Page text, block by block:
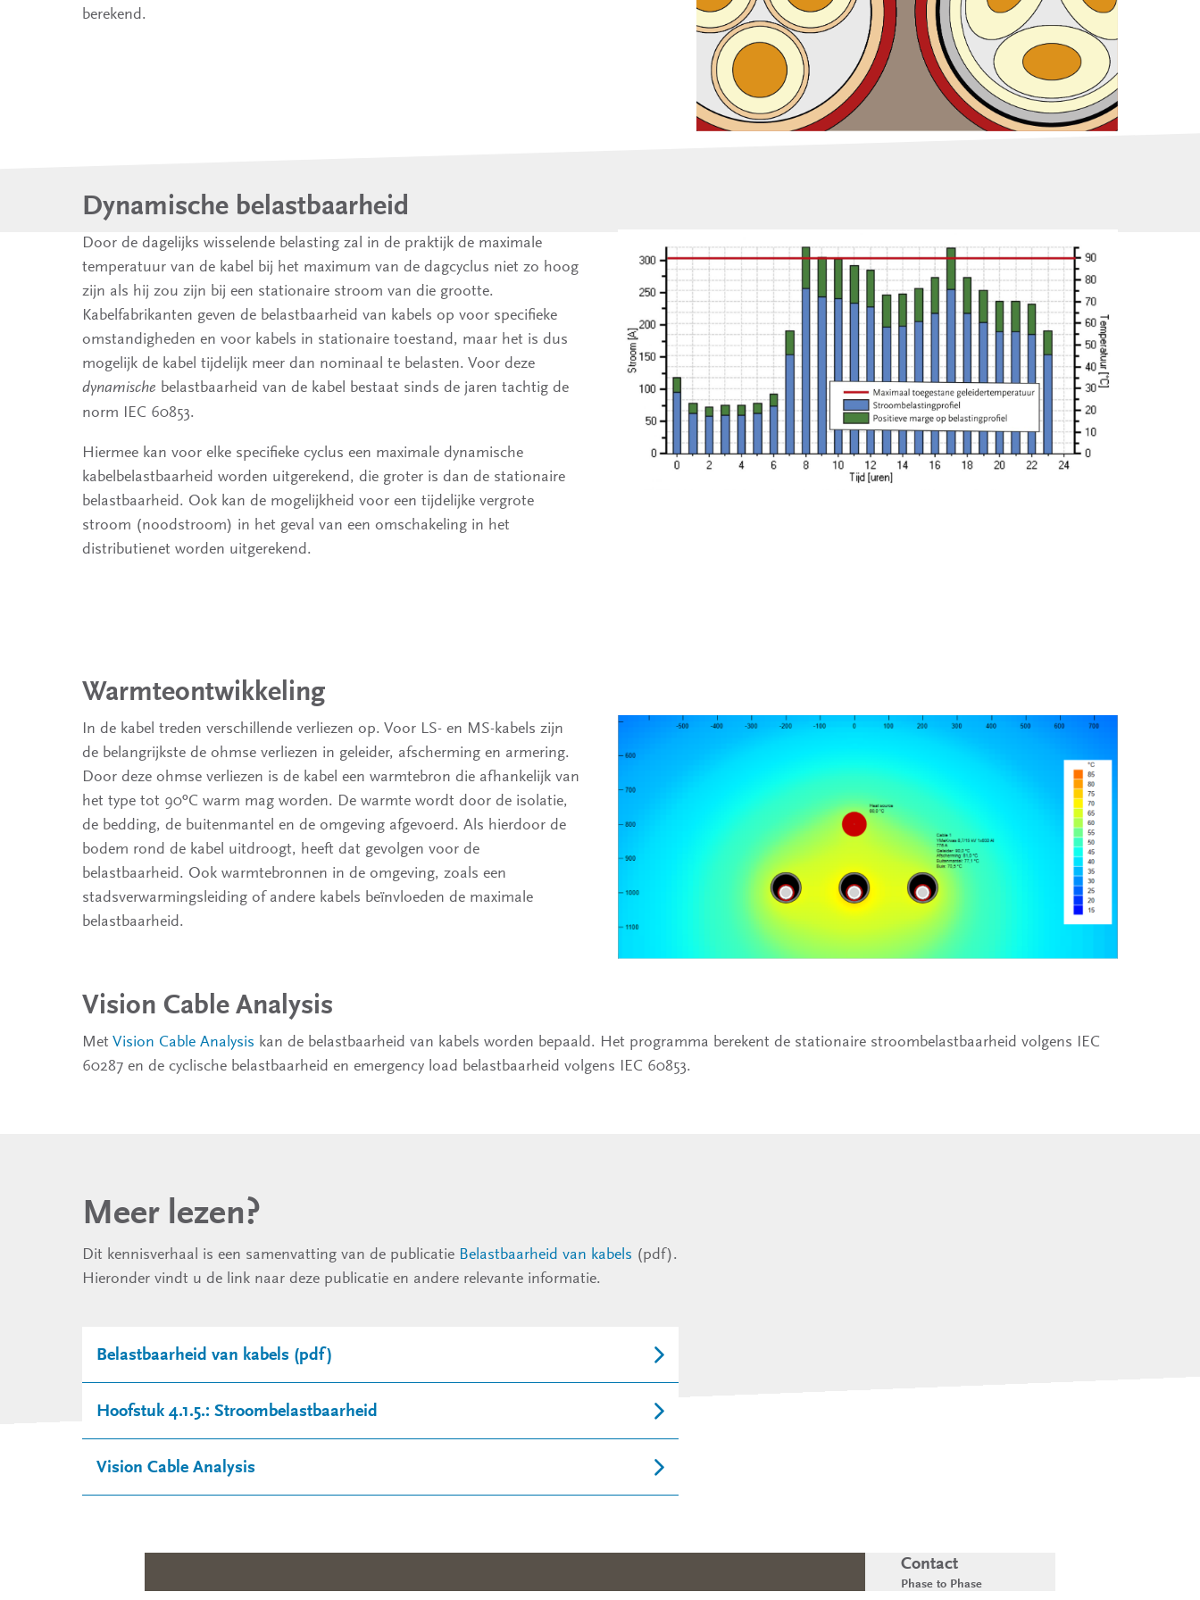
berekend.
Dynamische belastbaarheid
Door de dagelijks wisselende belasting zal in de praktijk de maximale
temperatuur van de kabel bij het maximum van de dagcyclus niet zo hoog
zijn als hij zou zijn bij een stationaire stroom van die grootte.
Kabelfabrikanten geven de belastbaarheid van kabels op voor specifieke
omstandigheden en voor kabels in stationaire toestand, maar het is dus
mogelijk de kabel tijdelijk meer dan nominaal te belasten. Voor deze
dynamische belastbaarheid van de kabel bestaat sinds de jaren tachtig de
norm IEC 60853.
Hiermee kan voor elke specifieke cyclus een maximale dynamische
kabelbelastbaarheid worden uitgerekend, die groter is dan de stationaire
belastbaarheid. Ook kan de mogelijkheid voor een tijdelijke vergrote
stroom (noodstroom) in het geval van een omschakeling in het
distributienet worden uitgerekend.
Warmteontwikkeling
In de kabel treden verschillende verliezen op. Voor LS- en MS-kabels zijn
de belangrijkste de ohmse verliezen in geleider, afscherming en armering.
Door deze ohmse verliezen is de kabel een warmtebron die afhankelijk van
het type tot 90ºC warm mag worden. De warmte wordt door de isolatie,
de bedding, de buitenmantel en de omgeving afgevoerd. Als hierdoor de
bodem rond de kabel uitdroogt, heeft dat gevolgen voor de
belastbaarheid. Ook warmtebronnen in de omgeving, zoals een
stadsverwarmingsleiding of andere kabels beïnvloeden de maximale
belastbaarheid.
Vision Cable Analysis
Met Vision Cable Analysis kan de belastbaarheid van kabels worden bepaald. Het programma berekent de stationaire stroombelastbaarheid volgens IEC
60287 en de cyclische belastbaarheid en emergency load belastbaarheid volgens IEC 60853.
Meer lezen?
Dit kennisverhaal is een samenvatting van de publicatie Belastbaarheid van kabels (pdf).
Hieronder vindt u de link naar deze publicatie en andere relevante informatie.
Belastbaarheid van kabels (pdf)
Hoofstuk 4.1.5.: Stroombelastbaarheid
Vision Cable Analysis
Contact
Phase to Phase